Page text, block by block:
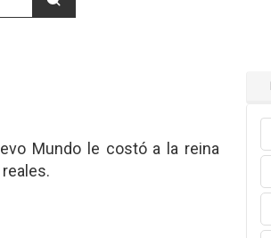
Mundo le costó a la reina